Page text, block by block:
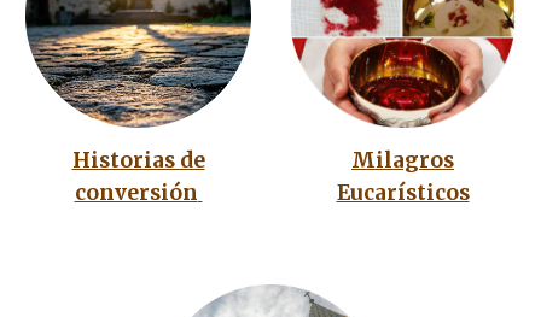
Historias de
conversión
Milagros
Eucarísticos